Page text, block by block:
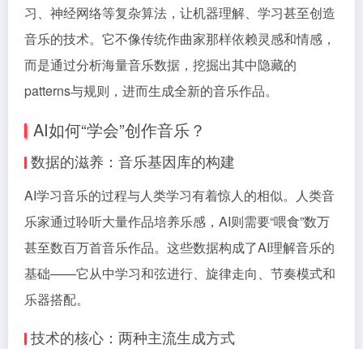
习、神经网络等复杂算法，让机器理解、学习甚至创造
音乐的技术。它不像传统作曲家那样依赖灵感和情感，
而是通过分析海量音乐数据，挖掘出其中隐藏的
patterns与规则，进而生成全新的音乐作品。
AI如何“学会”创作音乐？
数据的滋养：音乐基因库的构建
AI学习音乐的过程与人类学习有着惊人的相似。人类音
乐家通过聆听大量作品培养乐感，AI则需要“喂食”数万
甚至数百万首音乐作品。这些数据构成了AI理解音乐的
基础——它从中学习和弦进行、旋律走向、节奏模式和
乐器搭配。
技术的核心：两种主流生成方式